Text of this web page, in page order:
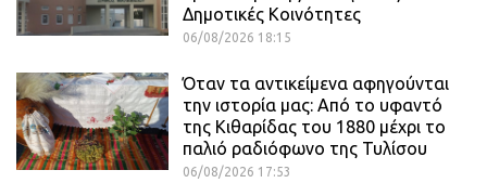
Δημοτικές Κοινότητες
06/08/2026 18:15
Όταν τα αντικείμενα αφηγούνται
την ιστορία μας: Από το υφαντό
της Κιθαρίδας του 1880 μέχρι το
παλιό ραδιόφωνο της Τυλίσου
06/08/2026 17:53